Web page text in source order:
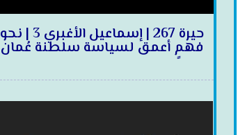
حيرة 267 | إسماعيل الأغبري 3 | نحو
فهمٍ أعمق لسياسة سلطنة عُمان